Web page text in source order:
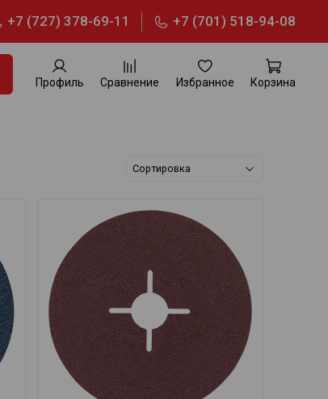
+7 (727) 378-69-11 +7 (701) 518-94-08
Профиль Сравнение Избранное Корзина